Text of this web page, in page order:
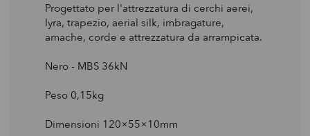
Progettato per l'attrezzatura di cerchi aerei,
lyra, trapezio, aerial silk, imbragature,
amache, corde e attrezzatura da arrampicata.
Nero - MBS 36kN
Peso 0,15kg
Dimensioni 120×55×10mm